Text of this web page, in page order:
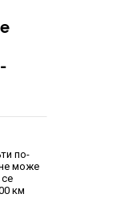
по-
може
км